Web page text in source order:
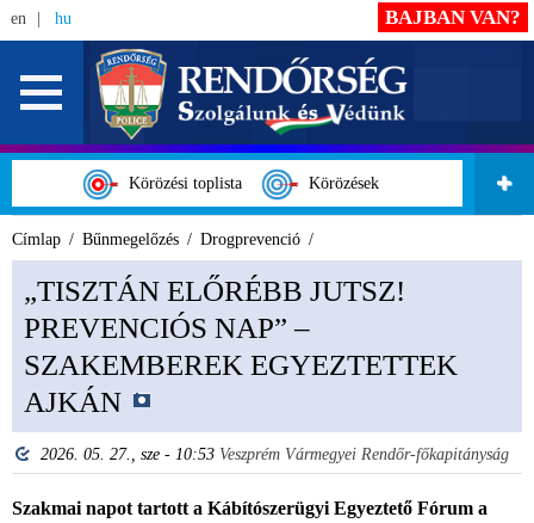
en hu
Körözési toplista Körözések
BAJBAN VAN?
Címlap Bűnmegelőzés Drogprevenció
„TISZTÁN ELŐRÉBB JUTSZ!
PREVENCIÓS NAP” –
SZAKEMBEREK EGYEZTETTEK
AJKÁN
2026. 05. 27., sze - 10:53 Veszprém Vármegyei Rendőr-főkapitányság
Szakmai napot tartott a Kábítószerügyi Egyeztető Fórum a